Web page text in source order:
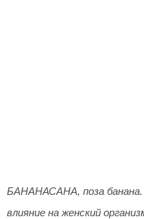
БАНАНАСАНА, поза
влияние на женский